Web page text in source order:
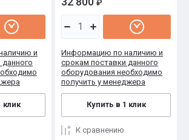
и
клик
₽
Информацию по наличию и
срокам поставки данного
оборудования необходимо
получить у менеджера
Купить в 1 клик
К сравнению